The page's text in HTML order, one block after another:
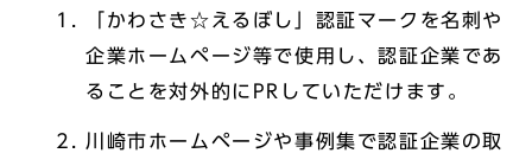
「かわさき☆えるぼし」認証マークを名刺や
企業ホームページ等で使用し、認証企業であ
ることを対外的にPRしていただけます。
川崎市ホームページや事例集で認証企業の取